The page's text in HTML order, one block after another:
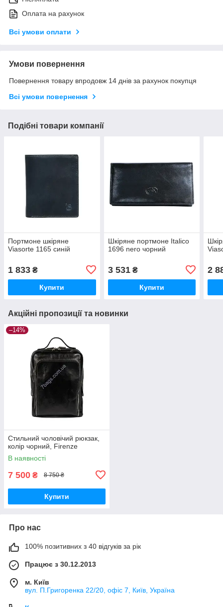
Оплата на рахунок
Всі умови оплати
Умови повернення
Повернення товару впродовж 14 днів за рахунок покупця
Всі умови повернення
Подібні товари компанії
Портмоне шкіряне
Viasorte 1165 синій
1 833 ₴
Купити
Шкіряне портмоне Italico
1696 nero чорний
3 531₴
Купити
2
Акційні пропозиції та новинки
–14%
Стильний чоловічий рюкзак,
колір чорний, Firenze
В наявності
7 500 ₴ 8 750 ₴
Купити
Про нас
100% позитивних з 40 відгуків за рік
Працює з 30.12.2013
м. Київ
вул. П.Григоренка 22/20, офіс 7, Київ, Україна